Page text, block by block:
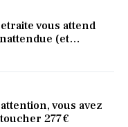
vous attend
(et
vous avez
277 €